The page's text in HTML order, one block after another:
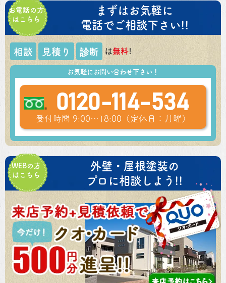
お電話の方
はこちら
まずはお気軽に
電話でご相談下さい!!
相談 見積り 診断 は無料!
お気軽にお問い合わせ下さい！
0120-114-534
受付時間 9:00～18:00（定休日：月曜）
WEBの方
はこちら
外壁・屋根塗装の
プロに相談しよう!!